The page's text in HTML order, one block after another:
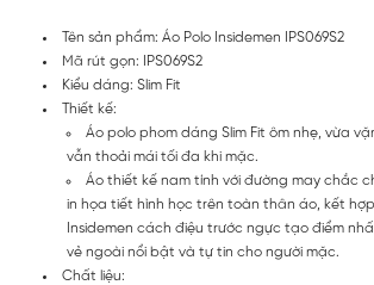
Tên sản phẩm: Áo Polo Insidemen IPS069S2
Mã rút gọn: IPS069S2
Kiểu dáng: Slim Fit
Thiết kế:
Áo polo phom dáng Slim Fit ôm nhẹ, vừa
vẫn thoải mái tối đa khi mặc.
Áo thiết kế nam tính với đường may chắc
in họa tiết hình học trên toàn thân áo, kết
Insidemen cách điệu trước ngực tạo điểm
vẻ ngoài nổi bật và tự tin cho người mặc.
Chất liệu: